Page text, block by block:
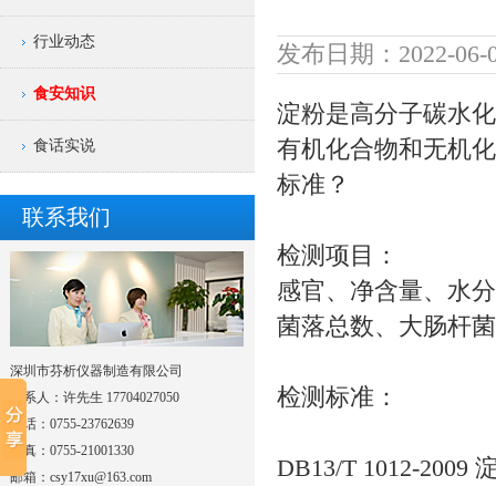
行业动态
食安知识
食话实说
联系我们
深圳市芬析仪器制造有限公司
联系人：许先生 17704027050
电话：0755-23762639
传真：0755-21001330
邮箱：csy17xu@163.com
发布日期：2022-06-
淀粉是高分子碳水
有机化合物和无机
标准？
检测项目：
感官、净含量、水
菌落总数、大肠杆
检测标准：
DB13/T 1012-2009